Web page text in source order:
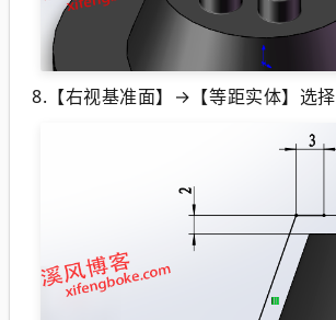
8.【右视基准面】→【等距实体】选择